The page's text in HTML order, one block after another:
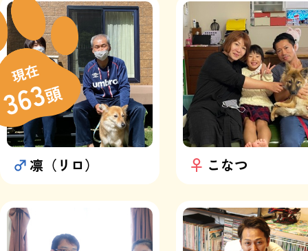
現在
頭
凛（リロ） こなつ